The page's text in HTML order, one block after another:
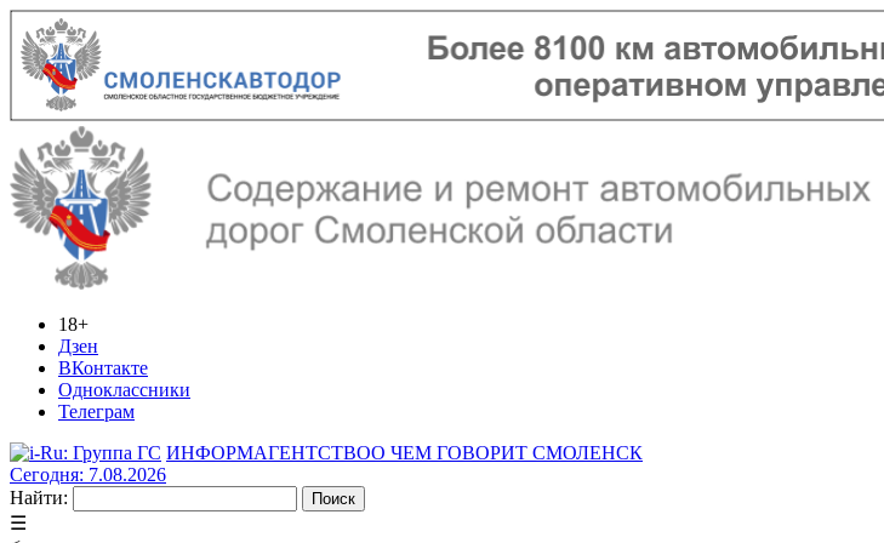
18+
Дзен
ВКонтакте
Одноклассники
Телеграм
ИНФОРМАГЕНТСТВОО ЧЕМ ГОВОРИТ СМОЛЕНСК
Сегодня: 7.08.2026
Найти:
☰